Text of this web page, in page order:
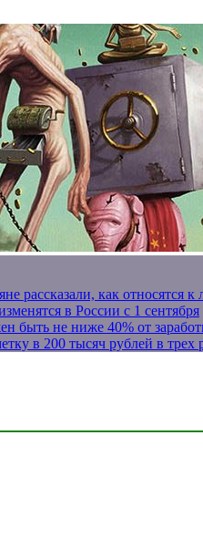
рассказали, как
в России с 1 сентября
быть не ниже 40% от
в 200 тысяч рублей в трех